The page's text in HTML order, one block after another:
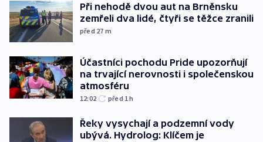
Při nehodě dvou aut na Brněnsku
zemřeli dva lidé, čtyři se těžce zranili
před 27 m
Účastníci pochodu Pride upozorňují
na trvající nerovnosti i společenskou
atmosféru
12:02 před 1h
Řeky vysychají a podzemní vody
ubývá. Hydrolog: Klíčem je